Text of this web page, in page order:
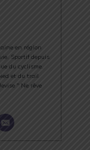
en région
Sportif depuis
du cyclisme.
et du trail
" Ne rêve